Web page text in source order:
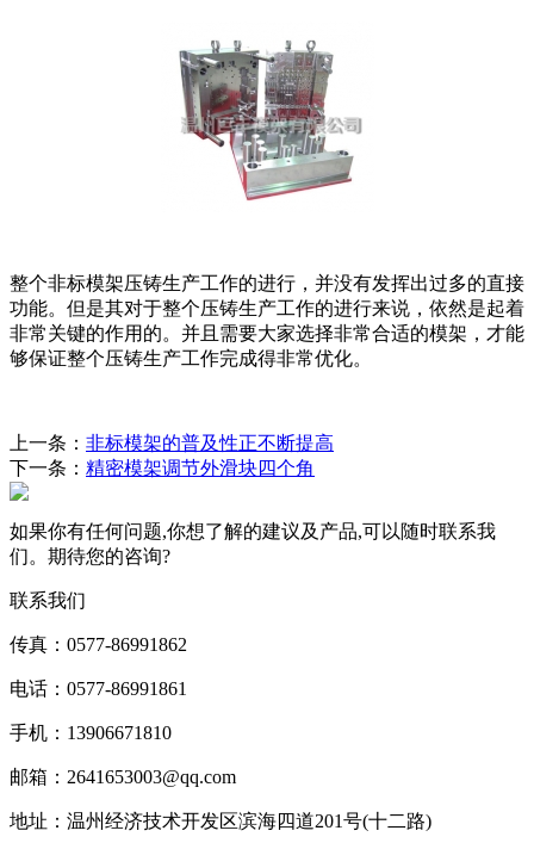
整个非标模架压铸生产工作的进行，并没有发挥出过多的直接
功能。但是其对于整个压铸生产工作的进行来说，依然是起着
非常关键的作用的。并且需要大家选择非常合适的模架，才能
够保证整个压铸生产工作完成得非常优化。
上一条： 非标模架的普及性正不断提高
下一条： 精密模架调节外滑块四个角
如果你有任何问题,你想了解的建议及产品,可以随时联系我
们。期待您的咨询?
联系我们
传真：0577-86991862
电话：0577-86991861
手机：13906671810
邮箱：2641653003@qq.com
地址：温州经济技术开发区滨海四道201号(十二路)